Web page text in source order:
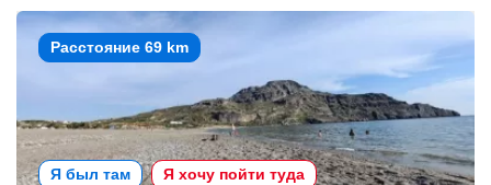
Расстояние 69 km
Я был там Я хочу пойти туда